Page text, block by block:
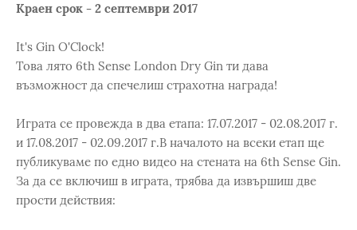
Краен срок - 2 септември 2017
It's Gin O'Clock!
Това лято 6th Sense London Dry Gin ти дава
възможност да спечелиш страхотна награда!
Играта се провежда в два етапа: 17.07.2017 - 02.08.2017 г.
и 17.08.2017 - 02.09.2017 г.В началото на всеки етап ще
публикуваме по едно видео на стената на 6th Sense Gin.
За да се включиш в играта, трябва да извършиш две
прости действия: